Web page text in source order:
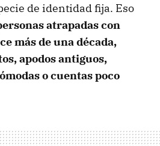
de identidad fija. Eso
atrapadas con
más de una década,
apodos antiguos,
o cuentas poco